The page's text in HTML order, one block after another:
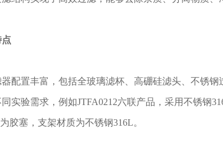
置丰富，包括全玻璃滤杯、高硼硅滤头、不锈钢
实验需求，例如JTFA0212六联产品，采用不锈钢
胶塞，支架材质为不锈钢316L。